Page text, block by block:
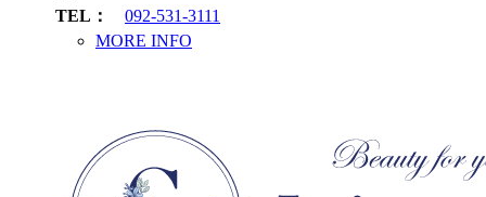
TEL：
092-531-3111
MORE INFO